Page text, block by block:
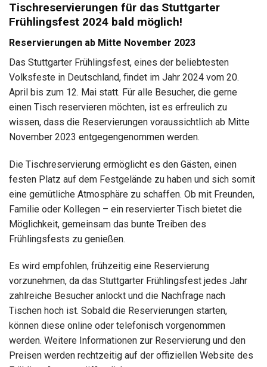
Tischreservierungen für das Stuttgarter
Frühlingsfest 2024 bald möglich!
Reservierungen ab Mitte November 2023
Das Stuttgarter Frühlingsfest, eines der beliebtesten
Volksfeste in Deutschland, findet im Jahr 2024 vom 20.
April bis zum 12. Mai statt. Für alle Besucher, die gerne
einen Tisch reservieren möchten, ist es erfreulich zu
wissen, dass die Reservierungen voraussichtlich ab Mitte
November 2023 entgegengenommen werden.
Die Tischreservierung ermöglicht es den Gästen, einen
festen Platz auf dem Festgelände zu haben und sich somit
eine gemütliche Atmosphäre zu schaffen. Ob mit Freunden,
Familie oder Kollegen – ein reservierter Tisch bietet die
Möglichkeit, gemeinsam das bunte Treiben des
Frühlingsfests zu genießen.
Es wird empfohlen, frühzeitig eine Reservierung
vorzunehmen, da das Stuttgarter Frühlingsfest jedes Jahr
zahlreiche Besucher anlockt und die Nachfrage nach
Tischen hoch ist. Sobald die Reservierungen starten,
können diese online oder telefonisch vorgenommen
werden. Weitere Informationen zur Reservierung und den
Preisen werden rechtzeitig auf der offiziellen Website des